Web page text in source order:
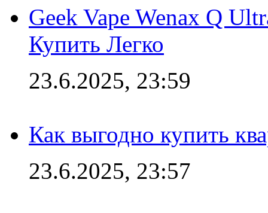
Geek Vape Wenax Q
Купить Легко
23.6.2025, 23:59
Как выгодно купить
23.6.2025, 23:57